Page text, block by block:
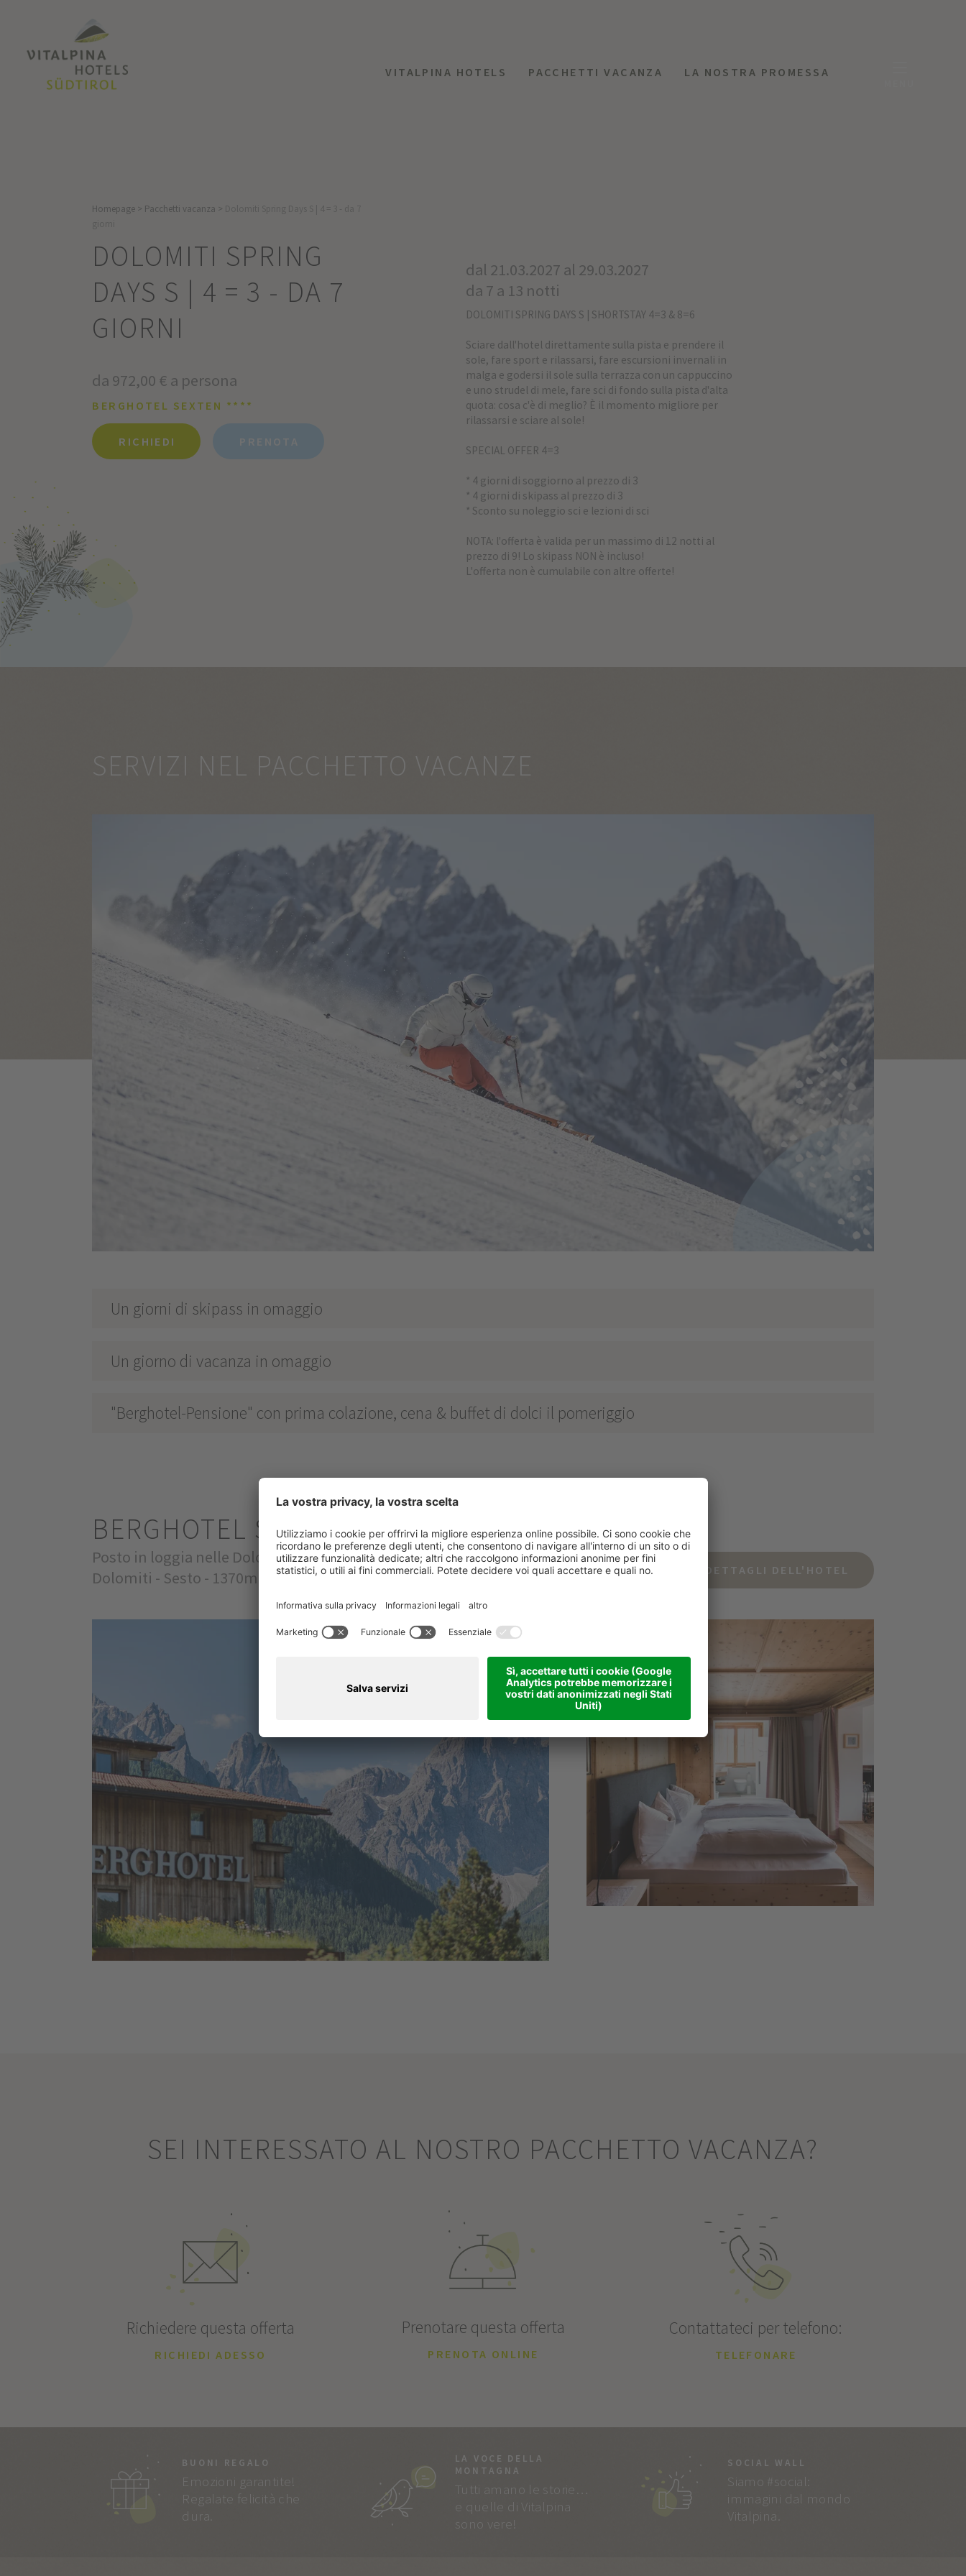
VITALPINA HOTELS PACCHETTI VACANZA LA NOSTRA PROMESSA
Homepage > Pacchetti vacanza >
DOLOMITI SPRING
DAYS S | 4 = 3 - DA 7
GIORNI
da 972,00 € a persona
BERGHOTEL SEXTEN ****
RICHIEDI PRENOTA
dal 21.03.2027 al 29.03.2027
da 7 a 13 notti
DOLOMITI SPRING DAYS S | SHORTSTAY 4=3 & 8=6
Sciare dall'hotel direttamente sulla pista e prendere il
sole, fare sport e rilassarsi, fare escursioni invernali in
malga e godersi il sole sulla terrazza con un cappuccino
e uno strudel di mele, fare sci di fondo sulla pista d'alta
quota: cosa c'è di meglio? È il momento migliore per
rilassarsi e sciare al sole!
SPECIAL OFFER 4=3
* 4 giorni di soggiorno al prezzo di 3
* 4 giorni di skipass al prezzo di 3
* Sconto su noleggio sci e lezioni di sci
NOTA: l'offerta è valida per un massimo di 12 notti al
prezzo di 9! Lo skipass NON è incluso!
L'offerta non è cumulabile con altre offerte!
SERVIZI NEL PACCHETTO VACANZE
Un giorni di skipass in omaggio
Un giorno di vacanza in omaggio
"Berghotel-Pensione" con prima colazione, cena & buffet di dolci il pomeriggio
BERGHOTEL SEXTEN****
Posto in loggia nelle Dolomiti di Sesto
Dolomiti - Sesto - 1370m
DETTAGLI DELL'HOTEL
SEI INTERESSATO AL NOSTRO PACCHETTO VACANZA?
Richiedere questa offerta
RICHIEDI ADESSO
Prenotare questa offerta
PRENOTA ONLINE
Contattateci per telefono:
TELEFONARE
BUONI REGALO
Emozioni garantite!
Regalate felicità che
dura.
LA VOCE DELLA
MONTAGNA
Tutti amano le storie…
e quelle di Vitalpina
sono vere!
SOCIAL WALL
Siamo #social:
immagini dal mondo
Vitalpina.